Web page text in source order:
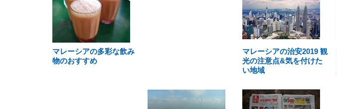
マレーシアの多彩な飲み
物のおすすめ
マレーシアの治安2019 観
光の注意点&気を付けた
い地域